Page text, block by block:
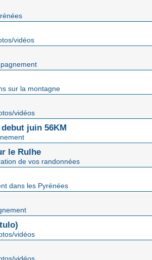
vidéos
sur la montagne
vidéos
juin 56KM
le Rulhe
de vos randonnées
dans les Pyrénées
vidéos